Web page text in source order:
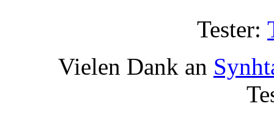
Tester:
Vielen Dank an